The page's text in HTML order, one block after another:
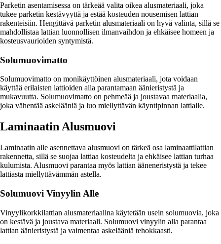
Parketin asentamisessa on tärkeää valita oikea alusmateriaali, joka
tukee parketin kestävyyttä ja estää kosteuden nousemisen lattian
rakenteisiin. Hengittävä parketin alusmateriaali on hyvä valinta, sillä se
mahdollistaa lattian luonnollisen ilmanvaihdon ja ehkäisee homeen ja
kosteusvaurioiden syntymistä.
Solumuovimatto
Solumuovimatto on monikäyttöinen alusmateriaali, jota voidaan
käyttää erilaisten lattioiden alla parantamaan äänieristystä ja
mukavuutta. Solumuovimatto on pehmeää ja joustavaa materiaalia,
joka vähentää askelääniä ja luo miellyttävän käyntipinnan lattialle.
Laminaatin Alusmuovi
Laminaatin alle asennettava alusmuovi on tärkeä osa laminaattilattian
rakennetta, sillä se suojaa lattiaa kosteudelta ja ehkäisee lattian turhaa
kulumista. Alusmuovi parantaa myös lattian ääneneristystä ja tekee
lattiasta miellyttävämmän astella.
Solumuovi Vinyylin Alle
Vinyylikorkkilattian alusmateriaalina käytetään usein solumuovia, joka
on kestävä ja joustava materiaali. Solumuovi vinyylin alla parantaa
lattian äänieristystä ja vaimentaa askelääniä tehokkaasti.